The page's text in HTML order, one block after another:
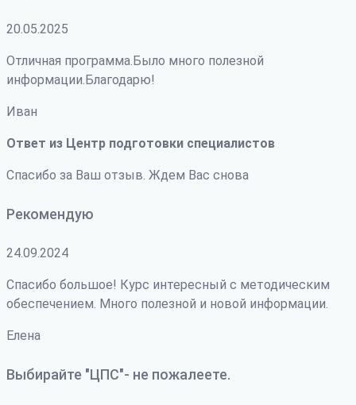
20.05.2025
Отличная программа.Было много полезной
информации.Благодарю!
Иван
Ответ из Центр подготовки специалистов
Спасибо за Ваш отзыв. Ждем Вас снова
Рекомендую
24.09.2024
Спасибо большое! Курс интересный с методическим
обеспечением. Много полезной и новой информации.
Елена
Выбирайте "ЦПС"- не пожалеете.